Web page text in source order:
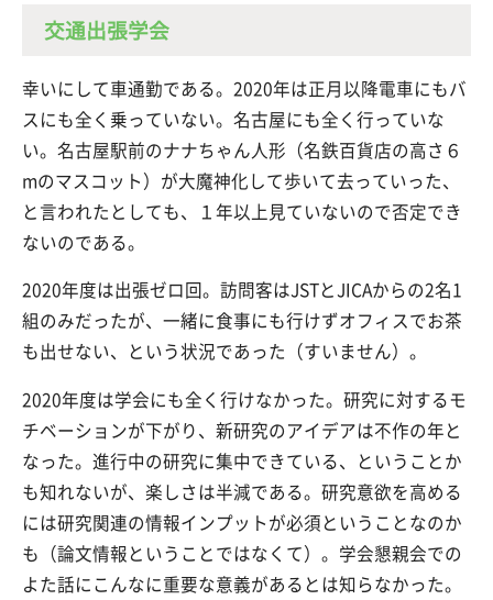
交通出張学会
幸いにして車通勤である。2020年は正月以降電車にもバ
スにも全く乗っていない。名古屋にも全く行っていな
い。名古屋駅前のナナちゃん人形（名鉄百貨店の高さ６
mのマスコット）が大魔神化して歩いて去っていった、
と言われたとしても、１年以上見ていないので否定でき
ないのである。
2020年度は出張ゼロ回。訪問客はJSTとJICAからの2名1
組のみだったが、一緒に食事にも行けずオフィスでお茶
も出せない、という状況であった（すいません）。
2020年度は学会にも全く行けなかった。研究に対するモ
チベーションが下がり、新研究のアイデアは不作の年と
なった。進行中の研究に集中できている、ということか
も知れないが、楽しさは半減である。研究意欲を高める
には研究関連の情報インプットが必須ということなのか
も（論文情報ということではなくて）。学会懇親会での
よた話にこんなに重要な意義があるとは知らなかった。